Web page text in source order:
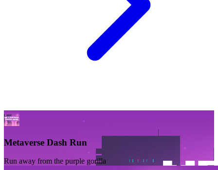
Metaverse Dash Run
Run away from the purple gorilla